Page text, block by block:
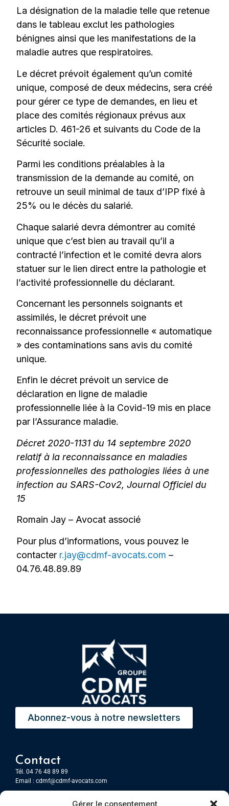
Gérer le consentement
La désignation de la maladie telle que retenue
dans le tableau exclut les pathologies
bénignes ainsi que les manifestations de la
maladie autres que respiratoires.
Le décret prévoit également qu’un comité
unique, composé de deux médecins, sera créé
pour gérer ce type de demandes, en lieu et
place des comités régionaux prévus aux
articles D. 461-26 et suivants du Code de la
Sécurité sociale.
Parmi les conditions préalables à la
transmission de la demande au comité, on
retrouve un seuil minimal de taux d’IPP fixé à
25% ou le décès du salarié.
Chaque salarié devra démontrer au comité
unique que c’est bien au travail qu’il a
contracté l’infection et le comité devra alors
statuer sur le lien direct entre la pathologie et
l’activité professionnelle du déclarant.
Concernant les personnels soignants et
assimilés, le décret prévoit une
reconnaissance professionnelle « automatique
» des contaminations sans avis du comité
unique.
Enfin le décret prévoit un service de
déclaration en ligne de maladie
professionnelle liée à la Covid-19 mis en place
par l’Assurance maladie.
Décret 2020-1131 du 14 septembre 2020
relatif à la reconnaissance en maladies
professionnelles des pathologies liées à une
infection au SARS-Cov2, Journal Officiel du
15
Romain Jay – Avocat associé
Pour plus d’informations, vous pouvez le
contacter r.jay@cdmf-avocats.com –
04.76.48.89.89
Abonnez-vous à notre newsletters
Contact
Tél. 04 76 48 89 89
Email : cdmf@cdmf-avocats.com